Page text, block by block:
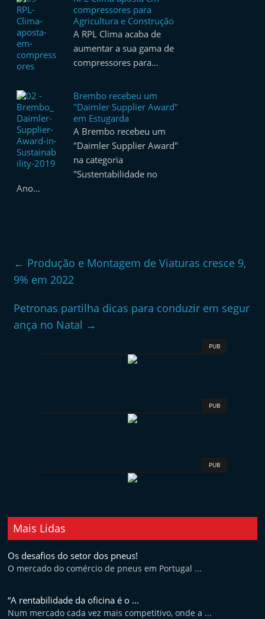
compressores para
Agricultura e Construção
A RPL Clima acaba de
aumentar a sua gama de
compressores para…
Brembo recebeu um
"Daimler Supplier Award"
em Estugarda
A Brembo recebeu um
"Daimler Supplier Award"
na categoria
"Sustentabilidade no
Ano…
← Produção e Montagem de Viaturas cresce 9,
9% em 2022
Petronas partilha dicas para conduzir em segur
ança no Natal →
PUB
PUB
PUB
Mais Lidas
Os desafios do setor dos pneus!
O mercado do comércio de pneus em Portugal ...
“A rentabilidade da oficina é o ...
Num mercado cada vez mais competitivo, onde a ...